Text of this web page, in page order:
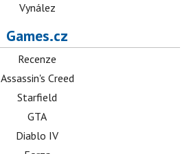
Vynález
Games.cz
Recenze
Assassin's Creed
Starfield
GTA
Diablo IV